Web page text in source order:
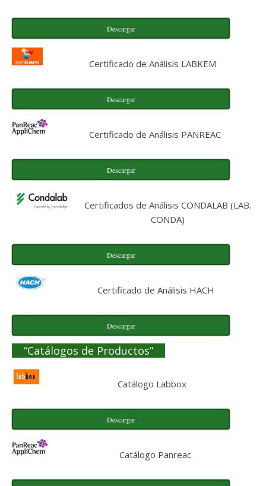
Descargar
Certificado de Análisis LABKEM
Descargar
Certificado de Análisis PANREAC
Descargar
Certificados de Análisis CONDALAB (LAB.
CONDA)
Descargar
Certificado de Análisis HACH
Descargar
“Catálogos de Productos”
Catálogo Labbox
Descargar
Catálogo Panreac